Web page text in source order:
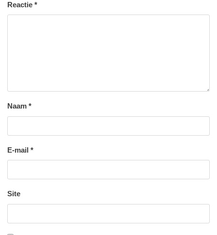
Reactie *
Naam *
E-mail *
Site